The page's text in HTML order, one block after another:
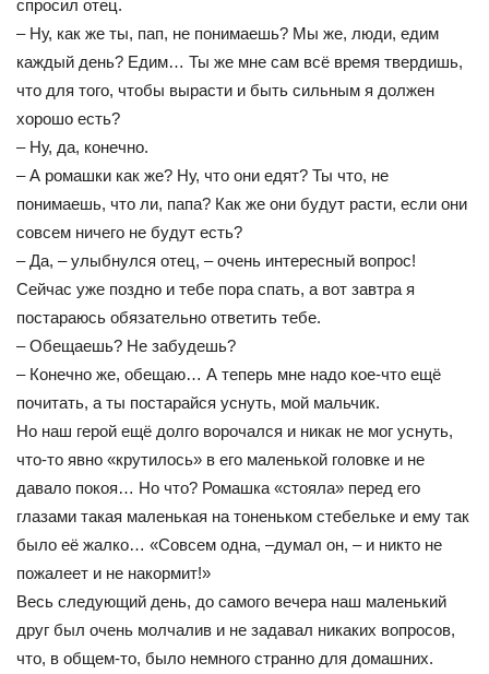
спросил отец.
– Ну, как же ты, пап, не понимаешь? Мы же, люди, едим
каждый день? Едим… Ты же мне сам всё время твердишь,
что для того, чтобы вырасти и быть сильным я должен
хорошо есть?
– Ну, да, конечно.
– А ромашки как же? Ну, что они едят? Ты что, не
понимаешь, что ли, папа? Как же они будут расти, если они
совсем ничего не будут есть?
– Да, – улыбнулся отец, – очень интересный вопрос!
Сейчас уже поздно и тебе пора спать, а вот завтра я
постараюсь обязательно ответить тебе.
– Обещаешь? Не забудешь?
– Конечно же, обещаю… А теперь мне надо кое-что ещё
почитать, а ты постарайся уснуть, мой мальчик.
Но наш герой ещё долго ворочался и никак не мог уснуть,
что-то явно «крутилось» в его маленькой головке и не
давало покоя… Но что? Ромашка «стояла» перед его
глазами такая маленькая на тоненьком стебельке и ему так
было её жалко… «Совсем одна, –думал он, – и никто не
пожалеет и не накормит!»
Весь следующий день, до самого вечера наш маленький
друг был очень молчалив и не задавал никаких вопросов,
что, в общем-то, было немного странно для домашних.